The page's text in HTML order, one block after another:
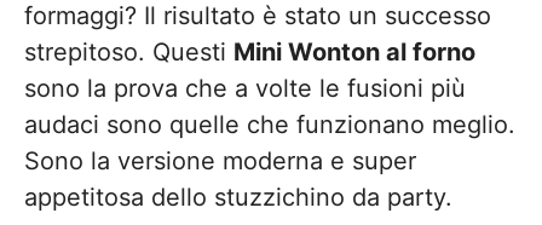
formaggi? Il risultato è stato un successo
strepitoso. Questi Mini Wonton al forno
sono la prova che a volte le fusioni più
audaci sono quelle che funzionano meglio.
Sono la versione moderna e super
appetitosa dello stuzzichino da party.